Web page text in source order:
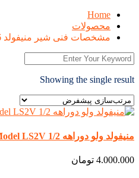
Home
محصولات
مشخصات فنی شیر منیفولد 316
Showing the single result
منیفولد ولو دوراهه 1/2 Model LS2V
4.000.000 تومان